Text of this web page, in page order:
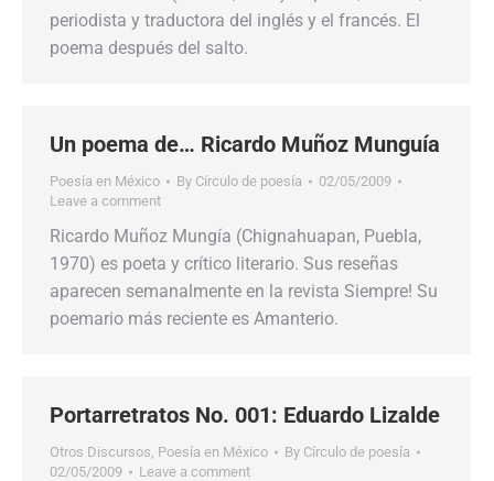
periodista y traductora del inglés y el francés. El
poema después del salto.
Un poema de… Ricardo Muñoz Munguía
Poesía en México By Círculo de poesía
02/05/2009
Leave a comment
Ricardo Muñoz Mungía (Chignahuapan, Puebla,
1970) es poeta y crítico literario. Sus reseñas
aparecen semanalmente en la revista Siempre! Su
poemario más reciente es Amanterio.
Portarretratos No. 001: Eduardo Lizalde
Otros Discursos, Poesía en México By Círculo de poesía
02/05/2009
Leave a comment